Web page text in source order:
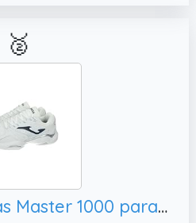
🥈
Joma - Zapatillas Master 1000 para Hombre para: Hombre Color: Blanco Talla: 41